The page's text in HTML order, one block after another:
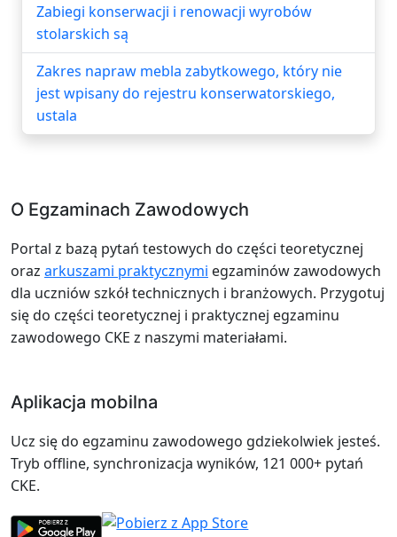
Zabiegi konserwacji i renowacji wyrobów
stolarskich są
Zakres napraw mebla zabytkowego, który nie
jest wpisany do rejestru konserwatorskiego,
ustala
O Egzaminach Zawodowych
Portal z bazą pytań testowych do części teoretycznej
oraz arkuszami praktycznymi egzaminów zawodowych
dla uczniów szkół technicznych i branżowych. Przygotuj
się do części teoretycznej i praktycznej egzaminu
zawodowego CKE z naszymi materiałami.
Aplikacja mobilna
Ucz się do egzaminu zawodowego gdziekolwiek jesteś.
Tryb offline, synchronizacja wyników, 121 000+ pytań
CKE.